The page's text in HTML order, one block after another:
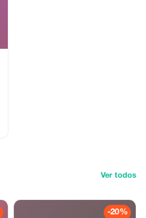
Ver todos
-20%